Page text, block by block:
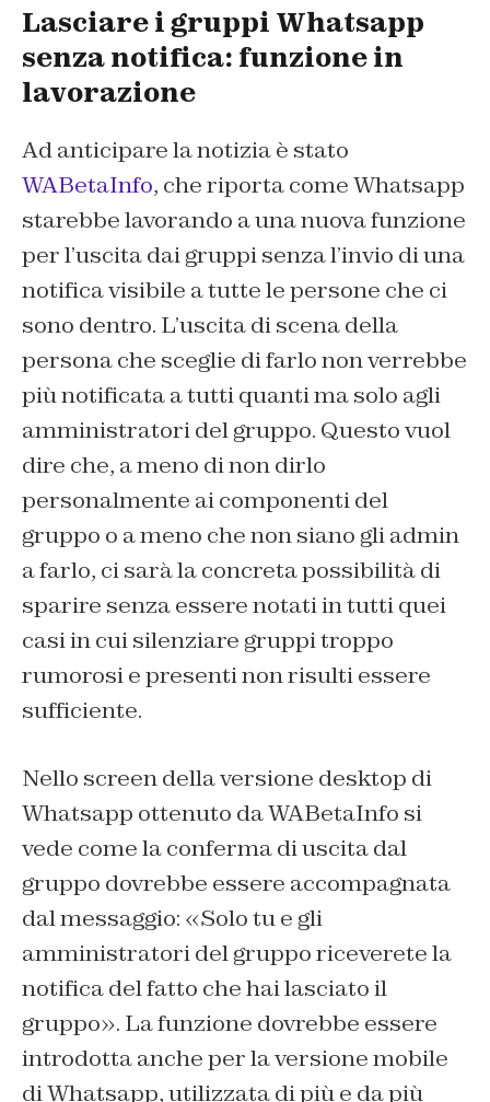
Lasciare i gruppi Whatsapp
senza notifica: funzione in
lavorazione
Ad anticipare la notizia è stato
WABetaInfo, che riporta come Whatsapp
starebbe lavorando a una nuova funzione
per l’uscita dai gruppi senza l’invio di una
notifica visibile a tutte le persone che ci
sono dentro. L’uscita di scena della
persona che sceglie di farlo non verrebbe
più notificata a tutti quanti ma solo agli
amministratori del gruppo. Questo vuol
dire che, a meno di non dirlo
personalmente ai componenti del
gruppo o a meno che non siano gli admin
a farlo, ci sarà la concreta possibilità di
sparire senza essere notati in tutti quei
casi in cui silenziare gruppi troppo
rumorosi e presenti non risulti essere
sufficiente.
Nello screen della versione desktop di
Whatsapp ottenuto da WABetaInfo si
vede come la conferma di uscita dal
gruppo dovrebbe essere accompagnata
dal messaggio: «Solo tu e gli
amministratori del gruppo riceverete la
notifica del fatto che hai lasciato il
gruppo». La funzione dovrebbe essere
introdotta anche per la versione mobile
di Whatsapp, utilizzata di più e da più